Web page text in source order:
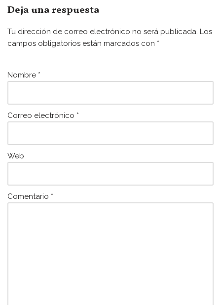
e
b
o
k
er l
s
A
p
Deja una respuesta
Tu dirección de correo electrónico no será publicada. Los
campos obligatorios están marcados con *
Nombre *
Correo electrónico *
Web
Comentario *